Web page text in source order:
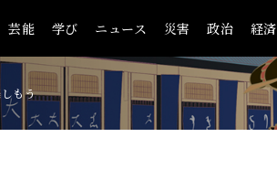
芸能 学び ニュース 災害 政治 経済
もう